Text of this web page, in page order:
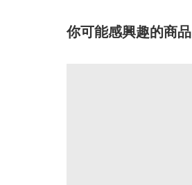
你可能感興趣的商品